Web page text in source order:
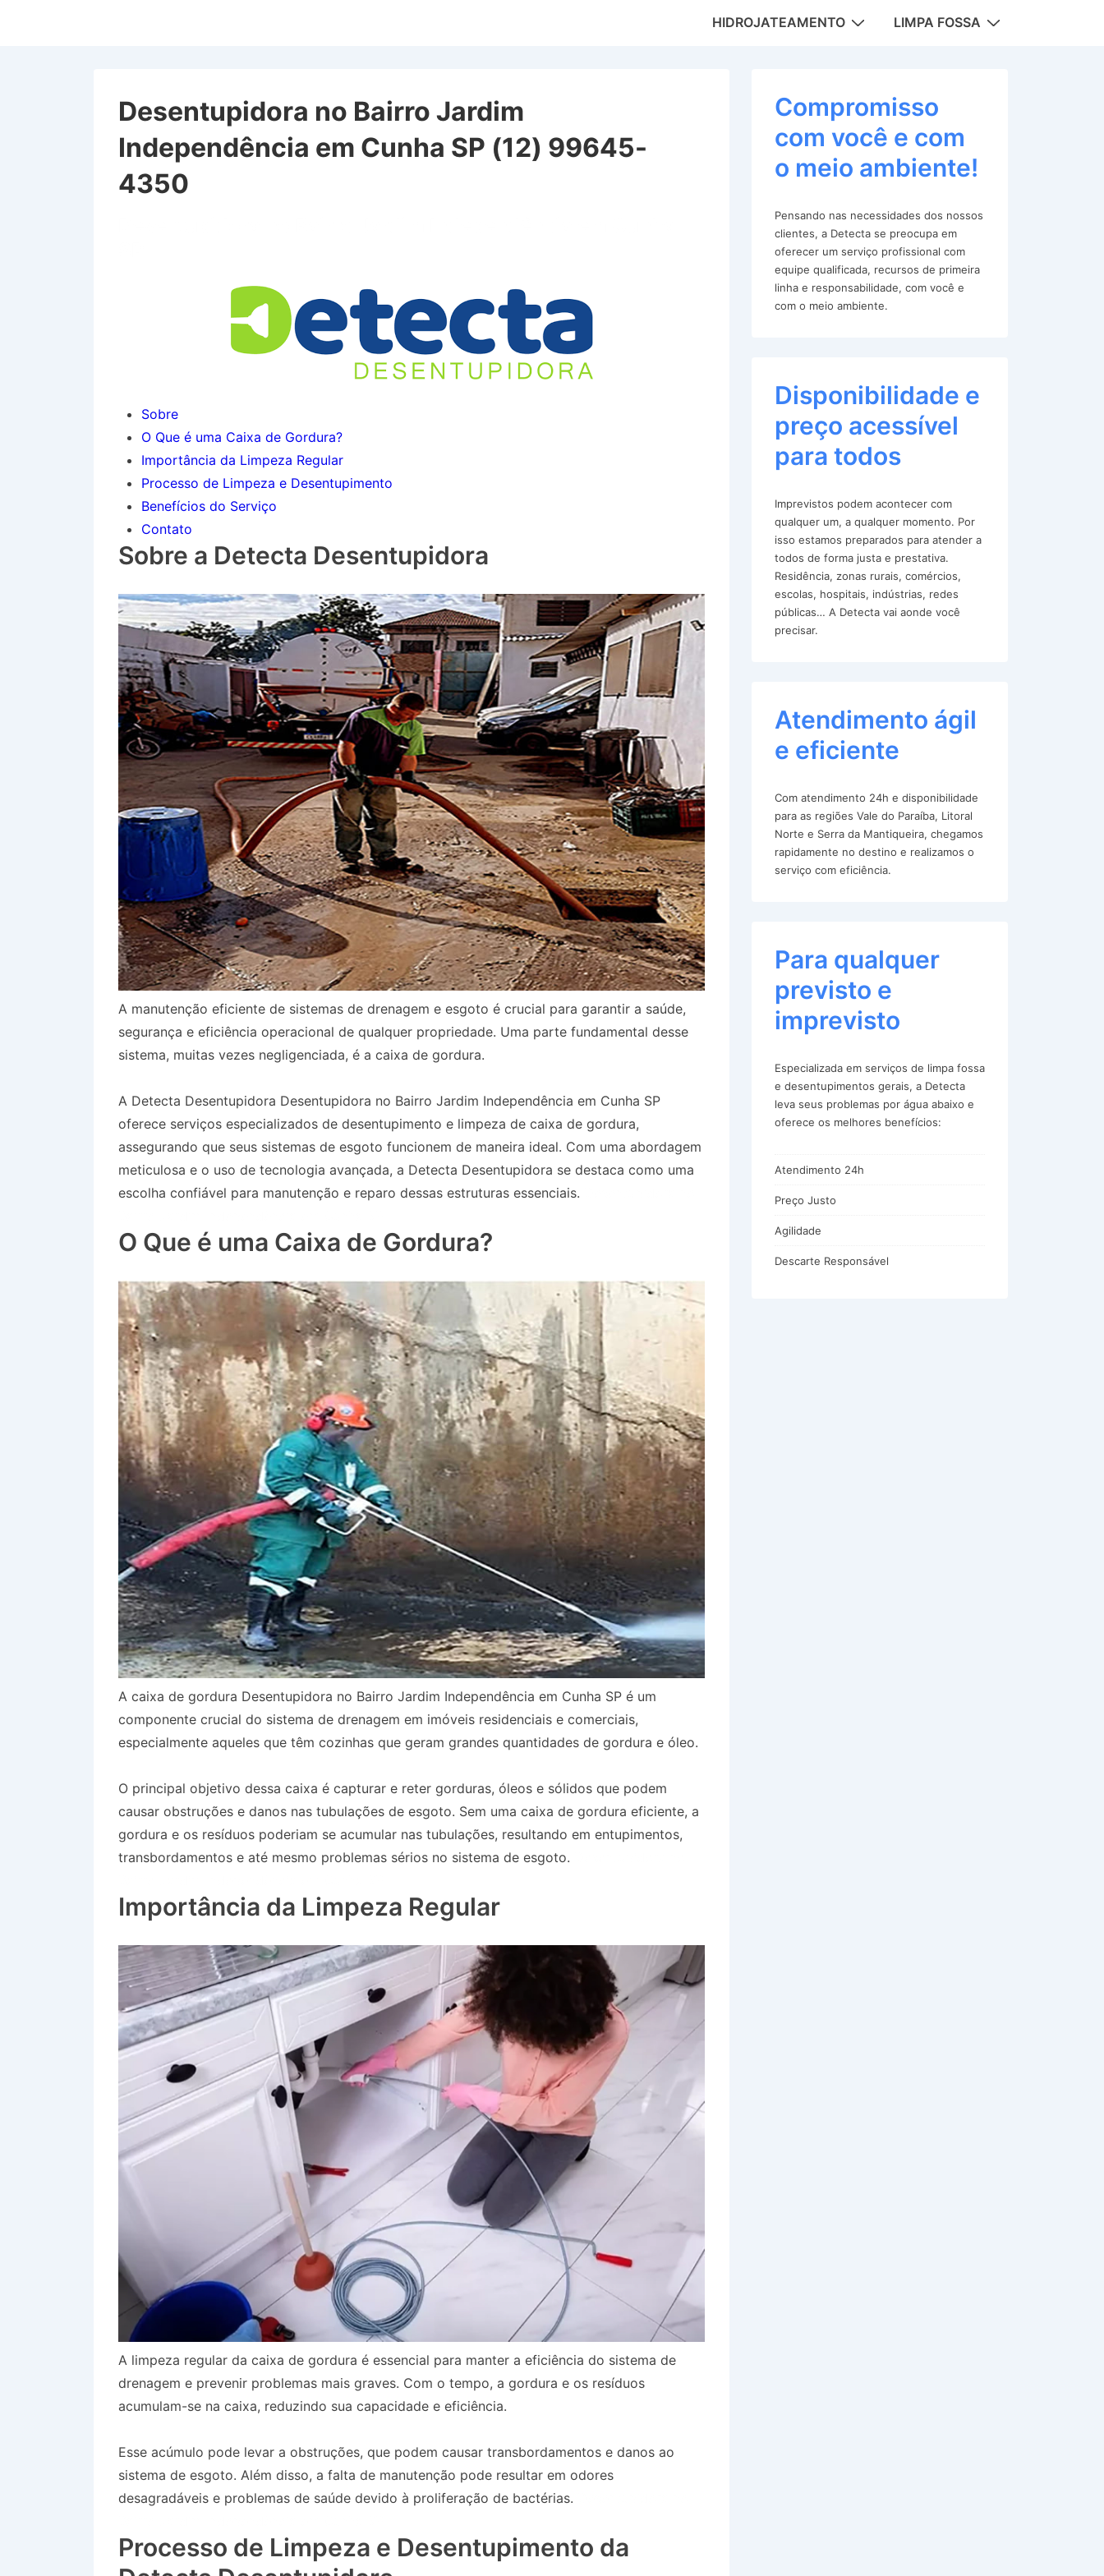
MainHIDROJATEAMENTO LIMPA FOSSA
Desentupidora no Bairro Jardim
Independência em Cunha SP (12) 99645-
4350
Sobre
O Que é uma Caixa de Gordura?
Importância da Limpeza Regular
Processo de Limpeza e Desentupimento
Benefícios do Serviço
Contato
Sobre a Detecta Desentupidora
A manutenção eficiente de sistemas de drenagem e esgoto é crucial para garantir a saúde,
segurança e eficiência operacional de qualquer propriedade. Uma parte fundamental desse
sistema, muitas vezes negligenciada, é a caixa de gordura.
A Detecta Desentupidora Desentupidora no Bairro Jardim Independência em Cunha SP
oferece serviços especializados de desentupimento e limpeza de caixa de gordura,
assegurando que seus sistemas de esgoto funcionem de maneira ideal. Com uma abordagem
meticulosa e o uso de tecnologia avançada, a Detecta Desentupidora se destaca como uma
escolha confiável para manutenção e reparo dessas estruturas essenciais.
O Que é uma Caixa de Gordura?
A caixa de gordura Desentupidora no Bairro Jardim Independência em Cunha SP é um
componente crucial do sistema de drenagem em imóveis residenciais e comerciais,
especialmente aqueles que têm cozinhas que geram grandes quantidades de gordura e óleo.
O principal objetivo dessa caixa é capturar e reter gorduras, óleos e sólidos que podem
causar obstruções e danos nas tubulações de esgoto. Sem uma caixa de gordura eficiente, a
gordura e os resíduos poderiam se acumular nas tubulações, resultando em entupimentos,
transbordamentos e até mesmo problemas sérios no sistema de esgoto.
Importância da Limpeza Regular
A limpeza regular da caixa de gordura é essencial para manter a eficiência do sistema de
drenagem e prevenir problemas mais graves. Com o tempo, a gordura e os resíduos
acumulam-se na caixa, reduzindo sua capacidade e eficiência.
Esse acúmulo pode levar a obstruções, que podem causar transbordamentos e danos ao
sistema de esgoto. Além disso, a falta de manutenção pode resultar em odores
desagradáveis e problemas de saúde devido à proliferação de bactérias.
Processo de Limpeza e Desentupimento da
Compromisso
com você e com
o meio ambiente!
Pensando nas necessidades dos nossos
clientes, a Detecta se preocupa em
oferecer um serviço profissional com
equipe qualificada, recursos de primeira
linha e responsabilidade, com você e
com o meio ambiente.
Disponibilidade e
preço acessível
para todos
Imprevistos podem acontecer com
qualquer um, a qualquer momento. Por
isso estamos preparados para atender a
todos de forma justa e prestativa.
Residência, zonas rurais, comércios,
escolas, hospitais, indústrias, redes
públicas… A Detecta vai aonde você
precisar.
Atendimento ágil
e eficiente
Com atendimento 24h e disponibilidade
para as regiões Vale do Paraíba, Litoral
Norte e Serra da Mantiqueira, chegamos
rapidamente no destino e realizamos o
serviço com eficiência.
Para qualquer
previsto e
imprevisto
Especializada em serviços de limpa fossa
e desentupimentos gerais, a Detecta
leva seus problemas por água abaixo e
oferece os melhores benefícios:
Atendimento 24h
Preço Justo
Agilidade
Descarte Responsável